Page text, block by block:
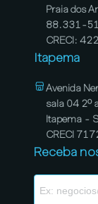
Praia dos
88.331-
CRECI:
Itapema
Avenida
sala 04 2º
Itapema -
CRECI
Receba